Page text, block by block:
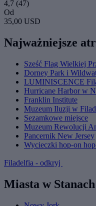
4,7 (47)
Od
35,00 USD
Najważniejsze
Sześć Flag Wielkiej
Dorney Park i
LUMINISCENCE
Hurricane Harbor w
Franklin Institute
Muzeum Iluzji w
Sezamkowe miejsce
Muzeum Rewolucji
Pancernik New Jersey
Wycieczki hop-on
Filadelfia - odkryj
Miasta w